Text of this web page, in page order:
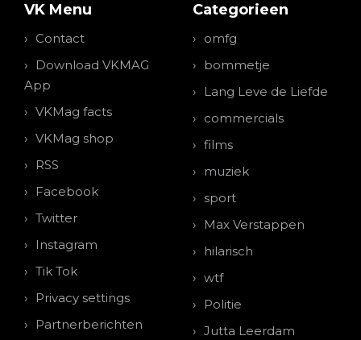
VK Menu
Contact
Download VKMAG
App
VKMag facts
VKMag shop
RSS
Facebook
Twitter
Instagram
Tik Tok
Privacy settings
Partnerberichten
Categorieen
omfg
bommetje
Lang Leve de Liefde
commercials
films
muziek
sport
Max Verstappen
hilarisch
wtf
Politie
Jutta Leerdam